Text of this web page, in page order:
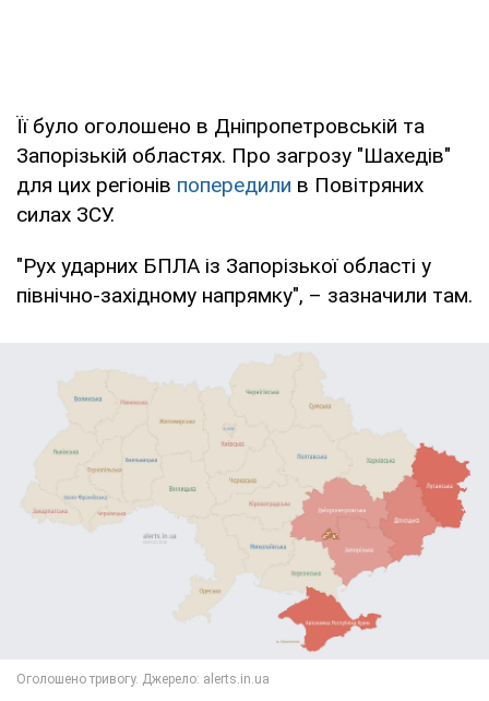
Її було оголошено в Дніпропетровській та
Запорізькій областях. Про загрозу "Шахедів"
для цих регіонів попередили в Повітряних
силах ЗСУ.
"Рух ударних БПЛА із Запорізької області у
північно-західному напрямку", – зазначили там.